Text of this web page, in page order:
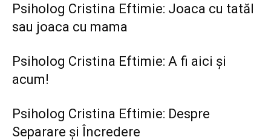
Psiholog Cristina Eftimie: Joaca cu tatăl
sau joaca cu mama
Psiholog Cristina Eftimie: A fi aici și
acum!
Psiholog Cristina Eftimie: Despre
Separare și Încredere